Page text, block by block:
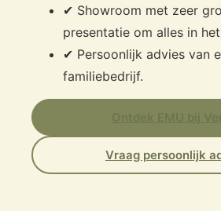
✔ Showroom met zeer
presentatie om alles in
✔ Persoonlijk advies van
familiebedrijf.
Vraag persoonlijk